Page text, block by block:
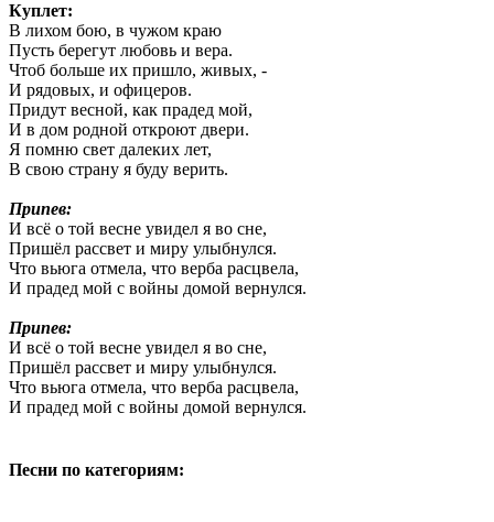
Куплет:
В лихом бою, в чужом краю
Пусть берегут любовь и вера.
Чтоб больше их пришло, живых, -
И рядовых, и офицеров.
Придут весной, как прадед мой,
И в дом родной откроют двери.
Я помню свет далеких лет,
В свою страну я буду верить.
Припев:
И всё о той весне увидел я во сне,
Пришёл рассвет и миру улыбнулся.
Что вьюга отмела, что верба расцвела,
И прадед мой с войны домой вернулся.
Припев:
И всё о той весне увидел я во сне,
Пришёл рассвет и миру улыбнулся.
Что вьюга отмела, что верба расцвела,
И прадед мой с войны домой вернулся.
Песни по категориям: